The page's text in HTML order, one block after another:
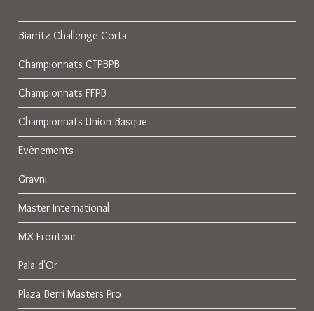
Biarritz Challenge Corta
Championnats CTPBPB
Championnats FFPB
Championnats Union Basque
Evènements
Gravni
Master International
MX Frontour
Pala d'Or
Plaza Berri Masters Pro